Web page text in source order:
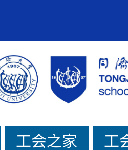
工会之家 工